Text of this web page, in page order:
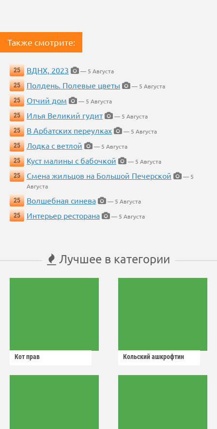
Также смотрите:
25 ВДНХ, 2023
— 5 Августа
25
Полдень. Полевые цветы
— 5 Августа
25
Отчий дом
— 5 Августа
25
Илья Великий гудит
— 5 Августа
25
В Арбатских переулках
— 5 Августа
25
Лодка с ветлой
— 5 Августа
25
Куст малины с бабочкой
— 5 Августа
25
Смена жильцов на Большой Печерской
— 5
Августа
25
Волшебная синева
— 5 Августа
25
Интерьер ресторана — 5 Августа
Лучшее в категории
Кот прав Кольский ашкрофтин